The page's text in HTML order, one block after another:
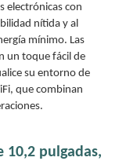
electrónicas con
nítida y al
mínimo. Las
un toque fácil de
su entorno de
que combinan
pulgadas,